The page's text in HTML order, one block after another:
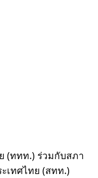
(ททท.) ร่วมกับสภา
เทศไทย (สทท.)